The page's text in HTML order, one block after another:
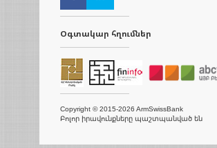
Օգտակար հղումներ
Copyright © 2015-2026 ArmSwissBank
Բոլոր իրավունքները պաշտպանված են